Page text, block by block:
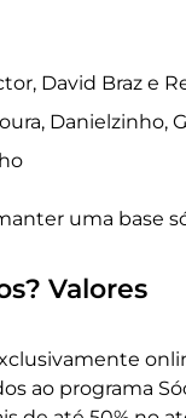
David Braz e
Danielzinho,
uma base
Valores
ao programa